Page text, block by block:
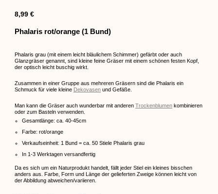
8,99 €
Phalaris rot/orange (1 Bund)
Phalaris grau (mit einem leicht bläulichem Schimmer) gefärbt oder auch
Glanzgräser genannt, sind kleine feine Gräser mit einem schönen festen Kopf,
der optisch leicht buschig wirkt.
Zusammen in einer Gruppe aus mehreren Gräsern sind die Phalaris ein
Schmuck für viele kleine Dekovasen und Gefäße.
Man kann die Gräser auch wunderbar mit anderen Trockenblumen kombinieren
oder zum Basteln verwenden.
Gesamtlänge: ca. 40-45cm
Farbe: rot/orange
Verkaufseinheit: 1 Bund = ca. 50 Stiele Phalaris grau
In 1-3 Werktagen versandfertig
Da es sich um ein Naturprodukt handelt, fällt jeder Stiel ein kleines bisschen
anders aus. Farbe, Form und Länge der gelieferten Zweige können leicht von
der Abbildung abweichen/variieren.